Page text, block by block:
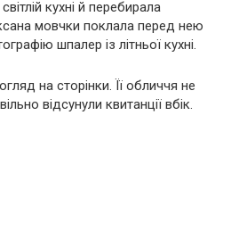
кухні й перебирала
мовчки поклала перед нею
шпалер із літньої кухні.
на сторінки. Її обличчя не
відсунули квитанції вбік.